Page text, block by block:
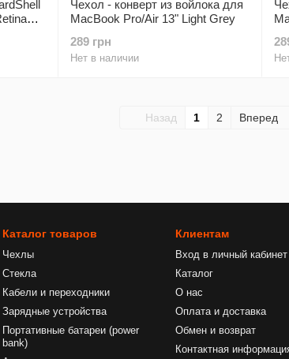
Чехол - конверт из войлока для
MacBook Pro/Air 13" Light Grey
289 грн
Нет в наличии
Назад 1 2 Вперед
Каталог товаров
Чехлы
Стекла
Кабели и переходники
Зарядные устройства
Портативные батареи (power
bank)
Клиентам
Вход в личный кабинет
Каталог
О нас
Оплата и доставка
Обмен и возврат
Контактная